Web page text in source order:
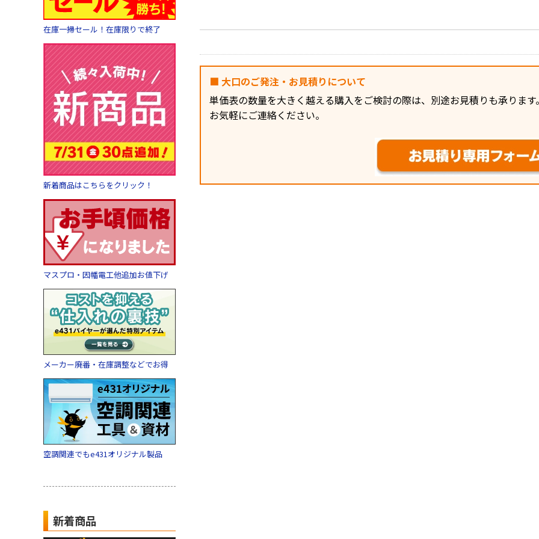
在庫一掃セール！在庫限りで終了
新着商品はこちらをクリック！
マスプロ・因幡電工他追加お値下げ
メーカー廃番・在庫調整などでお得
空調関連でもe431オリジナル製品
新着商品
■ 大口のご発注・お見積りについて
単価表の数量を大きく越える購入をご検討の際は、別途お見積りも承ります
お気軽にご連絡ください。